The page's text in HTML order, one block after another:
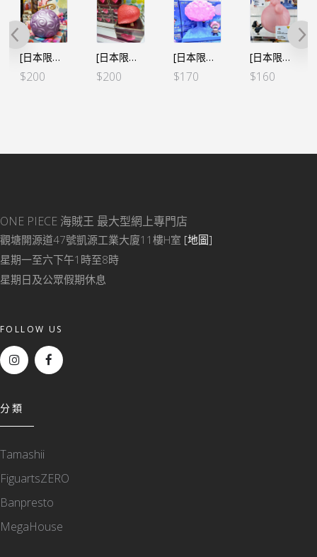
[日本限定] 海賊王 惡魔果實 房間小夜燈 – 路飛 橡膠果實 Ver.2 特別色
$200
[日本限定] 海賊王 惡魔果實 房間小夜燈 – 羅 手術果實Ver.2 金屬色
$200
[日本限定] 海賊王 房間小夜燈 – 索柏 奇跡の桜
$170
[日本限定] 海賊王 惡魔果實 房間小夜燈 – 大熊 治療能力
$160
ONE PIECE 海賊王 最大型網上專門店
觀塘開源道47號凱源工業大廈11樓H室 [地圖]
星期一至六下午1時至8時
星期日及公眾假期休息
FOLLOW US
分類
Tamashii
FiguartsZERO
Banpresto
MegaHouse